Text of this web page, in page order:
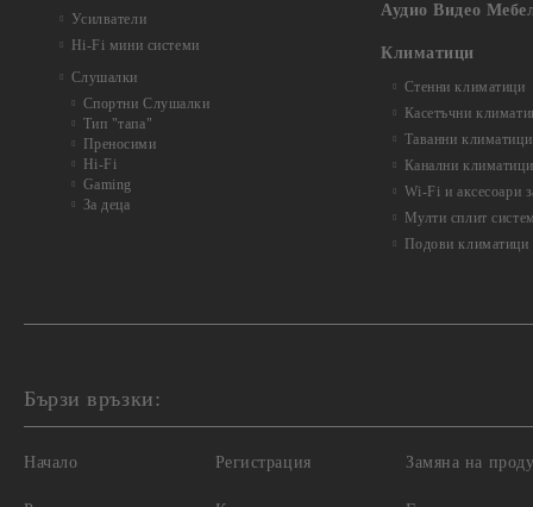
Усилватели
Hi-Fi мини системи
Слушалки
Спортни Слушалки
Тип "тапа"
Преносими
Hi-Fi
Gaming
За деца
Аудио Видео
Климатици
Стенни климатици
Касетъчни
Таванни климатици
Канални климатици
Wi-Fi и аксесоари
Мулти сплит
Подови климатици
Бързи връзки:
Начало Регистрация Замяна на